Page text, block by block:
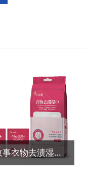
町故事衣物去渍湿巾（独立包装）